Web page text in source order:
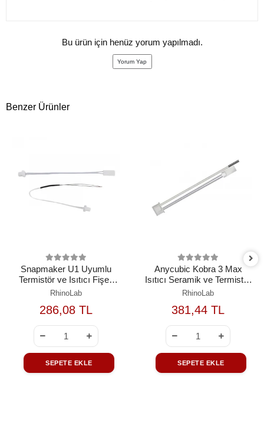
Bu ürün için henüz yorum yapılmadı.
Yorum Yap
Benzer Ürünler
Snapmaker U1 Uyumlu
Termistör ve Isıtıcı Fişek
Seti
RhinoLab
286,08 TL
SEPETE EKLE
Anycubic Kobra 3 Max
Isıtıcı Seramik ve Termistör
Seti
RhinoLab
381,44 TL
SEPETE EKLE